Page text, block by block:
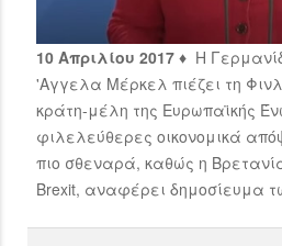
10 Απριλίου 2017 ♦ Η
'Αγγελα Μέρκελ πιέζει τη
κράτη-μέλη της Ευρωπαϊκής
φιλελεύθερες οικονομικά
πιο σθεναρά, καθώς η
Brexit, αναφέρει δημοσίευμα